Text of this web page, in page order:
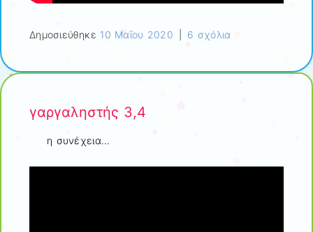
Δημοσιεύθηκε 10 Μαΐου 2020 6 σχόλια
γαργαληστής 3,4
η συνέχεια…